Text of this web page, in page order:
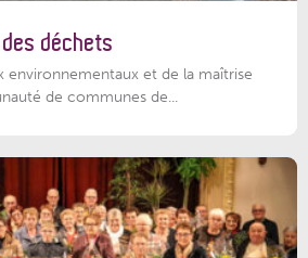
déchets
environnementaux et de la maîtrise
de communes de...